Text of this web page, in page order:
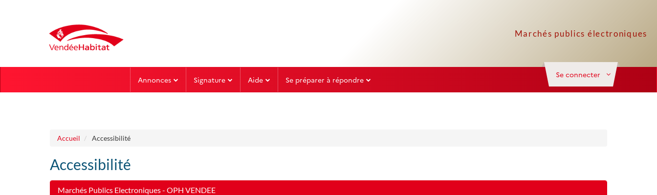
Se connecter
Annonces Signature Aide Se préparer à répondre
Accueil Accessibilité
Accessibilité
Marchés Publics Electroniques - OPH VENDEE